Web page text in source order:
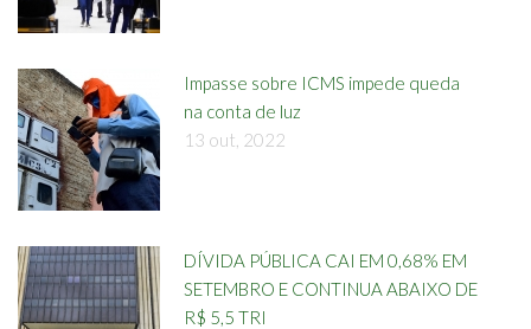
Impasse sobre ICMS impede queda
na conta de luz
13 out, 2022
DÍVIDA PÚBLICA CAI EM 0,68% EM
SETEMBRO E CONTINUA ABAIXO DE
R$ 5,5 TRI